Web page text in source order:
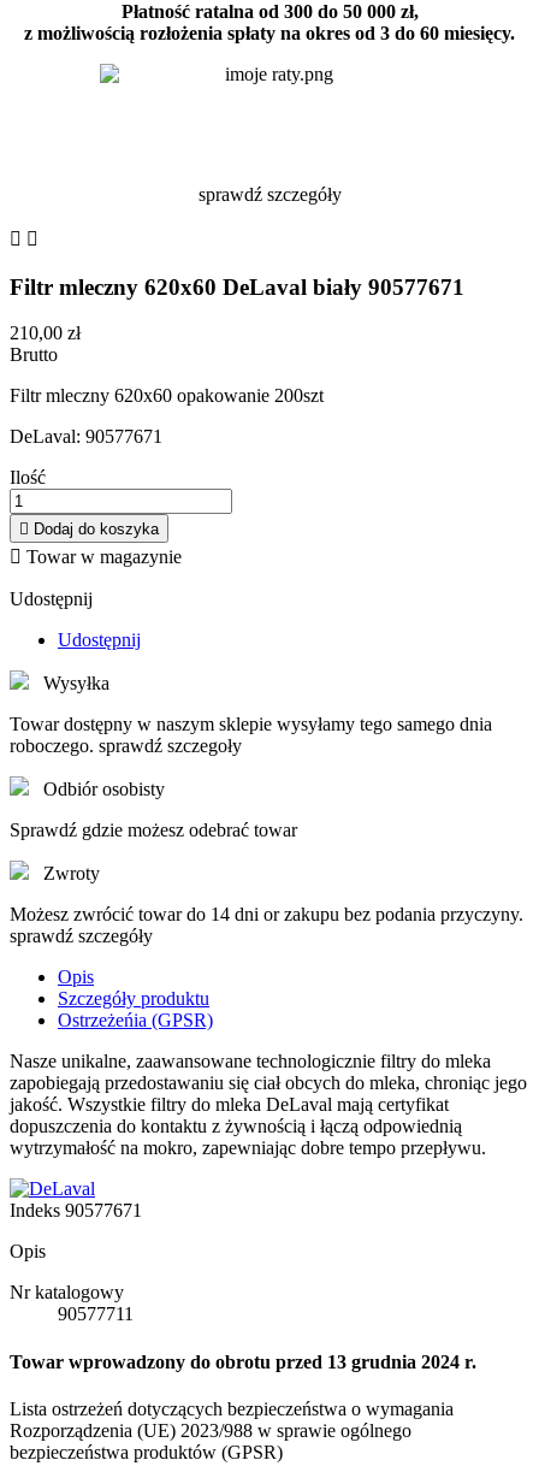
Płatność ratalna od 300 do 50 000 zł,
z możliwością rozłożenia spłaty na okres od 3 do 60 miesięcy.
sprawdź szczegóły
 
Filtr mleczny 620x60 DeLaval biały 90577671
210,00 zł
Brutto
Filtr mleczny 620x60 opakowanie 200szt
DeLaval: 90577671
Ilość
 Dodaj do koszyka
 Towar w magazynie
Udostępnij
Udostępnij
Wysyłka
Towar dostępny w naszym sklepie wysyłamy tego samego dnia
roboczego. sprawdź szczegoły
Odbiór osobisty
Sprawdź gdzie możesz odebrać towar
Zwroty
Możesz zwrócić towar do 14 dni or zakupu bez podania przyczyny.
sprawdź szczegóły
Opis
Szczegóły produktu
Ostrzeżeńia (GPSR)
Nasze unikalne, zaawansowane technologicznie filtry do mleka
zapobiegają przedostawaniu się ciał obcych do mleka, chroniąc jego
jakość. Wszystkie filtry do mleka DeLaval mają certyfikat
dopuszczenia do kontaktu z żywnością i łączą odpowiednią
wytrzymałość na mokro, zapewniając dobre tempo przepływu.
Indeks 90577671
Opis
Nr katalogowy
90577711
Towar wprowadzony do obrotu przed 13 grudnia 2024 r.
Lista ostrzeżeń dotyczących bezpieczeństwa o wymagania
Rozporządzenia (UE) 2023/988 w sprawie ogólnego
bezpieczeństwa produktów (GPSR)